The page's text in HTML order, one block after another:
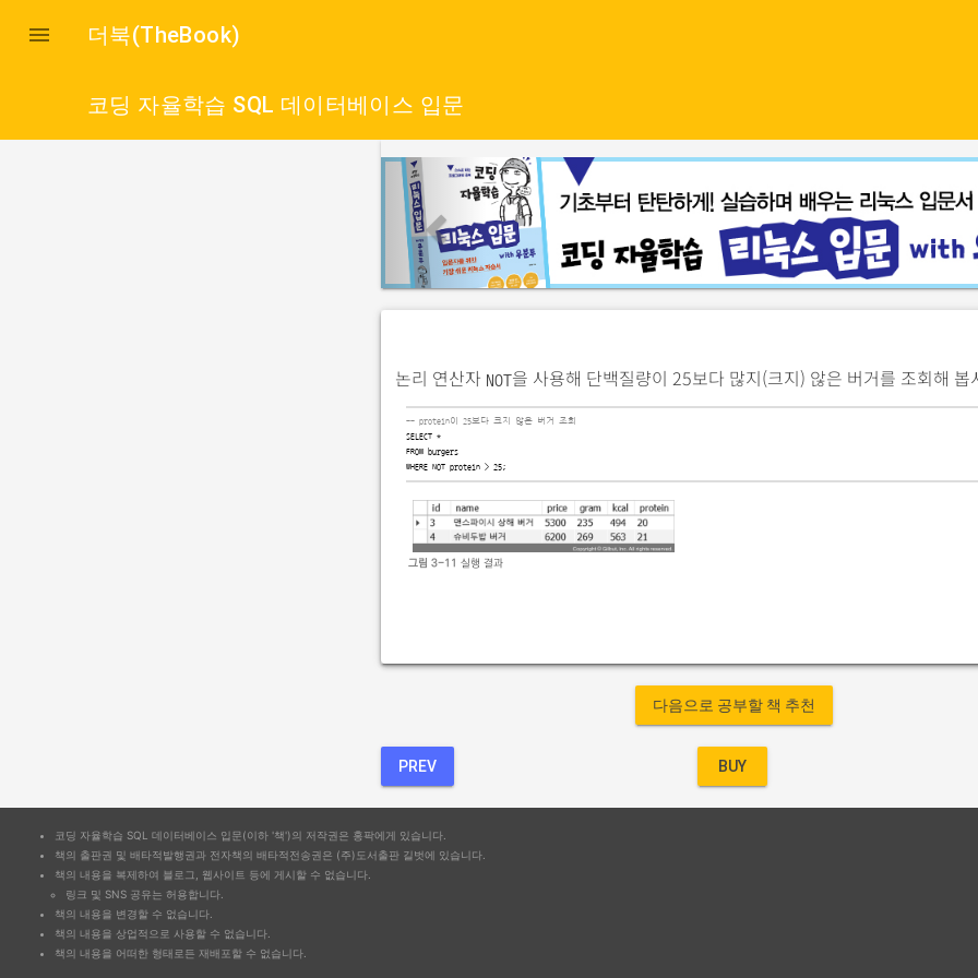
 더북(TheBook)
코딩 자율학습 SQL 데이터베이스 입문
e
v
i
s
논리 연산자 NOT을 사용해 단백질량이 25보다 많지(크지) 않은 버거를 조회해 봅
-- protein이 25보다 크지 않은 버거 조회
SELECT *
FROM burgers
WHERE NOT protein > 25;
그림 3-11 실행 결과
다음으로 공부할 책 추천
PREV BUY
코딩 자율학습 SQL 데이터베이스 입문(이하 '책')의 저작권은 홍팍에게 있습니다.
책의 출판권 및 배타적발행권과 전자책의 배타적전송권은 (주)도서출판 길벗에 있습니다.
책의 내용을 복제하여 블로그, 웹사이트 등에 게시할 수 없습니다.
링크 및 SNS 공유는 허용합니다.
책의 내용을 변경할 수 없습니다.
책의 내용을 상업적으로 사용할 수 없습니다.
책의 내용을 어떠한 형태로든 재배포할 수 없습니다.